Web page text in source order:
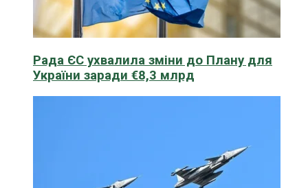
Рада ЄС ухвалила зміни до Плану для
України заради €8,3 млрд